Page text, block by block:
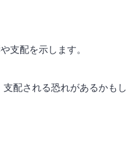
支配を示します。
配される恐れがあるかもし